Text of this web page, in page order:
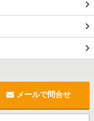
メールで問合せ